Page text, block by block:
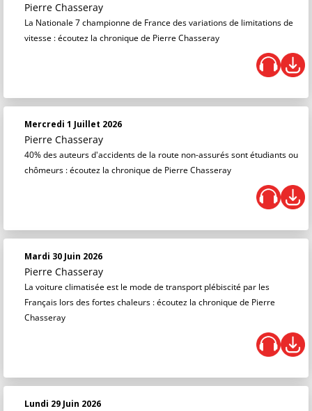
Pierre Chasseray
La Nationale 7 championne de France des variations de limitations de
vitesse : écoutez la chronique de Pierre Chasseray
Mercredi 1 Juillet 2026
Pierre Chasseray
40% des auteurs d'accidents de la route non-assurés sont étudiants ou
chômeurs : écoutez la chronique de Pierre Chasseray
Mardi 30 Juin 2026
Pierre Chasseray
La voiture climatisée est le mode de transport plébiscité par les
Français lors des fortes chaleurs : écoutez la chronique de Pierre
Chasseray
Lundi 29 Juin 2026